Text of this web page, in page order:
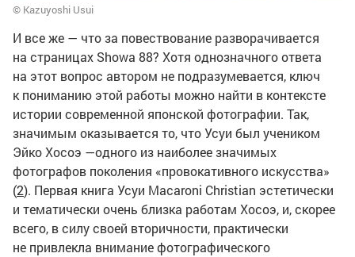
© Kazuyoshi Usui
И все же — что за повествование разворачивается
на страницах Showa 88? Хотя однозначного ответа
на этот вопрос автором не подразумевается, ключ
к пониманию этой работы можно найти в контексте
истории современной японской фотографии. Так,
значимым оказывается то, что Усуи был учеником
Эйко Хосоэ —одного из наиболее значимых
фотографов поколения «провокативного искусства»
(2). Первая книга Усуи Macaroni Christian эстетически
и тематически очень близка работам Хосоэ, и, скорее
всего, в силу своей вторичности, практически
не привлекла внимание фотографического